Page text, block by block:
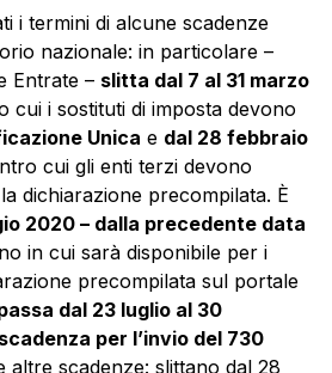
i termini di alcune scadenze
nazionale: in particolare –
Entrate – slitta dal 7 al 31 marzo
cui i sostituti di imposta devono
Unica e dal 28 febbraio
cui gli enti terzi devono
dichiarazione precompilata. È
2020 – dalla precedente data
in cui sarà disponibile per i
precompilata sul portale
dal 23 luglio al 30
per l’invio del 730
altre scadenze: slittano dal 28